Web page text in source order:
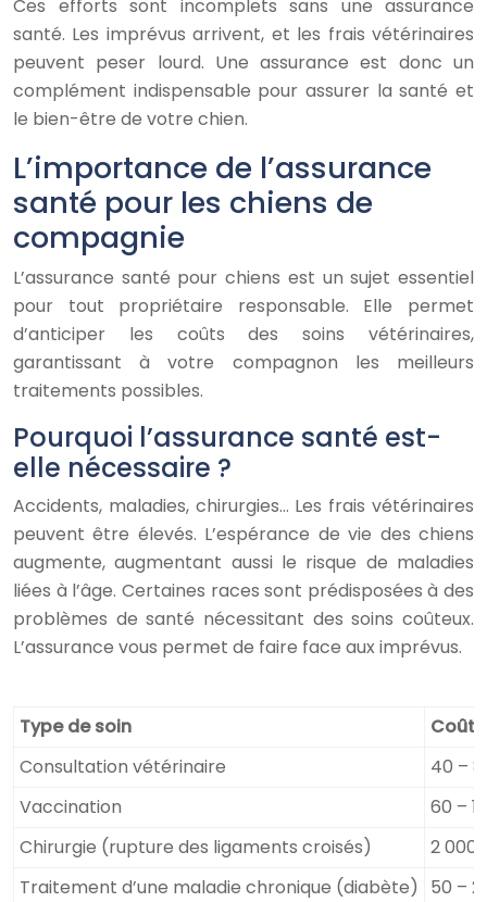
Ces efforts sont incomplets sans une assurance
santé. Les imprévus arrivent, et les frais vétérinaires
peuvent peser lourd. Une assurance est donc un
complément indispensable pour assurer la santé et
le bien-être de votre chien.
L’importance de l’assurance
santé pour les chiens de
compagnie
L’assurance santé pour chiens est un sujet essentiel
pour tout propriétaire responsable. Elle permet
d’anticiper les coûts des soins vétérinaires,
garantissant à votre compagnon les meilleurs
traitements possibles.
Pourquoi l’assurance santé est-
elle nécessaire ?
Accidents, maladies, chirurgies… Les frais vétérinaires
peuvent être élevés. L’espérance de vie des chiens
augmente, augmentant aussi le risque de maladies
liées à l’âge. Certaines races sont prédisposées à des
problèmes de santé nécessitant des soins coûteux.
L’assurance vous permet de faire face aux imprévus.
Type de soin
Coût
Consultation vétérinaire
40 –
Vaccination
60 –
Chirurgie (rupture des ligaments croisés)
2 000
Traitement d’une maladie chronique (diabète)
50 –